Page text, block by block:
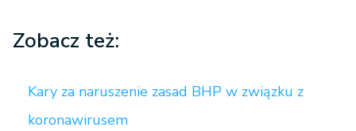
Zobacz też:
Kary za naruszenie zasad BHP w związku z
koronawirusem